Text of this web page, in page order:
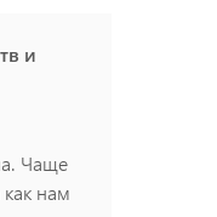
и
Чаще
нам